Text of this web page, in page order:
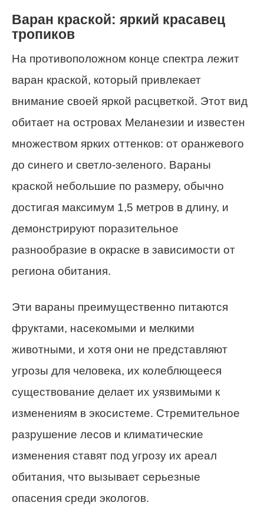
Варан краской: яркий красавец
тропиков
На противоположном конце спектра лежит
варан краской, который привлекает
внимание своей яркой расцветкой. Этот вид
обитает на островах Меланезии и известен
множеством ярких оттенков: от оранжевого
до синего и светло-зеленого. Вараны
краской небольшие по размеру, обычно
достигая максимум 1,5 метров в длину, и
демонстрируют поразительное
разнообразие в окраске в зависимости от
региона обитания.
Эти вараны преимущественно питаются
фруктами, насекомыми и мелкими
животными, и хотя они не представляют
угрозы для человека, их колеблющееся
существование делает их уязвимыми к
изменениям в экосистеме. Стремительное
разрушение лесов и климатические
изменения ставят под угрозу их ареал
обитания, что вызывает серьезные
опасения среди экологов.